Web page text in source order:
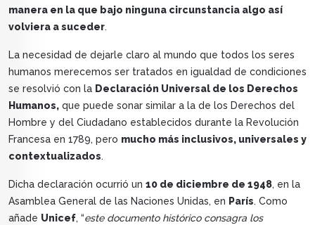
manera en la que bajo ninguna circunstancia algo así
volviera a suceder.
La necesidad de dejarle claro al mundo que todos los seres
humanos merecemos ser tratados en igualdad de condiciones
se resolvió con la Declaración Universal de los Derechos
Humanos, que puede sonar similar a la de los Derechos del
Hombre y del Ciudadano establecidos durante la Revolución
Francesa en 1789, pero mucho más inclusivos, universales y
contextualizados.
Dicha declaración ocurrió un 10 de diciembre de 1948, en la
Asamblea General de las Naciones Unidas, en París. Como
añade Unicef, “este documento histórico consagra los